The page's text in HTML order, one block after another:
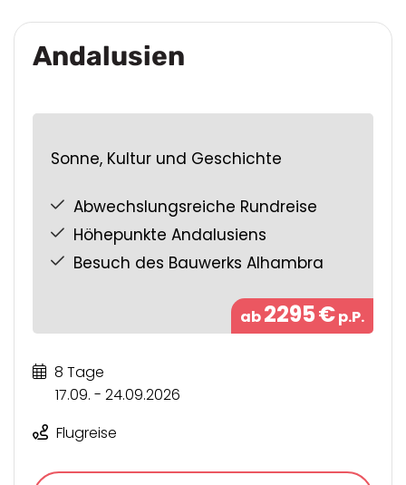
Andalusien
Sonne, Kultur und Geschichte
Abwechslungsreiche Rundreise
Höhepunkte Andalusiens
Besuch des Bauwerks Alhambra
ab2295€p.P.
8 Tage
17.09. - 24.09.2026
Flugreise